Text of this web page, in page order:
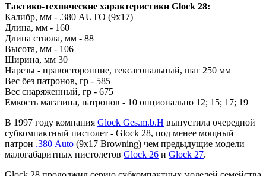
Тактико-технические характеристики Glock 28:
Калибр, мм - .380 AUTO (9x17)
Длина, мм - 160
Длина ствола, мм - 88
Высота, мм - 106
Ширина, мм 30
Нарезы - правосторонние, гексагональный, шаг 250 мм
Вес без патронов, гр - 585
Вес снаряженный, гр - 675
Емкость магазина, патронов - 10 опционально 12; 15; 17; 19
В 1997 году компания Glock Ges.m.b.H выпустила очередной
субкомпактный пистолет - Glock 28, под менее мощный
патрон .380 Auto (9х17 Browning) чем предыдущие модели
малогабаритных пистолетов Glock 26 и Glock 27.